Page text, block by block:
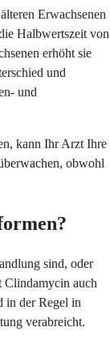
Erwachsenen
Halbwertszeit von
erhöht sie
und
und
kann Ihr Arzt Ihre
obwohl
sind, oder
Clindamycin auch
in der Regel in
verabreicht.